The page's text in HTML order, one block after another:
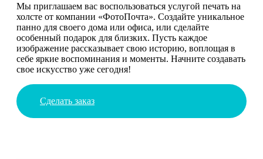
Мы приглашаем вас воспользоваться услугой печать на
холсте от компании «ФотоПочта». Создайте уникальное
панно для своего дома или офиса, или сделайте
особенный подарок для близких. Пусть каждое
изображение рассказывает свою историю, воплощая в
себе яркие воспоминания и моменты. Начните создавать
свое искусство уже сегодня!
Сделать заказ